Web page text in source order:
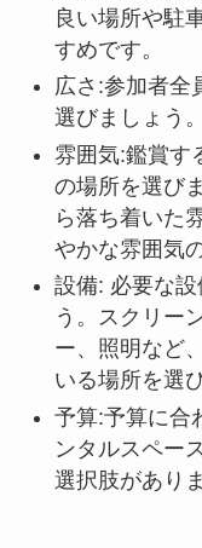
良い場所や駐
すめです。
広さ:参加者全
選びましょう。
雰囲気:鑑賞す
の場所を選び
ら落ち着いた
やかな雰囲気
設備: 必要な
う。スクリー
ー、照明など
いる場所を選
予算:予算に合
ンタルスペー
選択肢がありま